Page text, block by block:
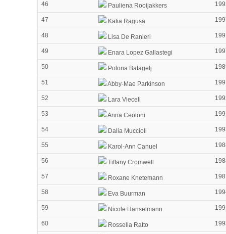
46 Pauliena Rooijakkers
47 Katia Ragusa
48 Lisa De Ranieri
49 Enara Lopez Gallastegi
50 Polona Batagelj
51 Abby-Mae Parkinson
52 Lara Vieceli
53 Anna Ceoloni
54 Dalia Muccioli
55 Karol-Ann Canuel
56 Tiffany Cromwell
57 Roxane Knetemann
58 Eva Buurman
59 Nicole Hanselmann
60 Rossella Ratto